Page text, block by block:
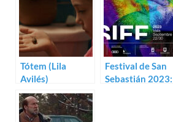
Tótem (Lila
Avilés)
Festival de San
Sebastián 2023: